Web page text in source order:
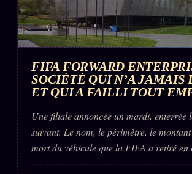
FIFA FORWARD
SOCIÉTÉ QUI N’A JAMAIS
ET QUI A FAILLI TOUT
Une filiale annoncée un mardi, enterrée
suivant. Le nom, le périmètre, le
mort du véhicule que la FIFA a retiré en